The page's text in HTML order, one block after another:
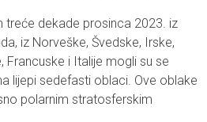
treće dekade prosinca 2023. iz
iz Norveške, Švedske, Irske,
Francuske i Italije mogli su se
lijepi sedefasti oblaci. Ove oblake
polarnim stratosferskim